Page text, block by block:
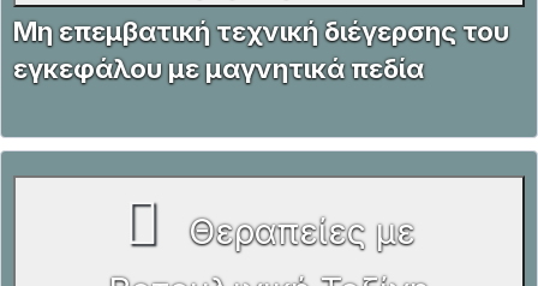
Μη επεμβατική τεχνική διέγερσης του
εγκεφάλου με μαγνητικά πεδία
Θεραπείες με